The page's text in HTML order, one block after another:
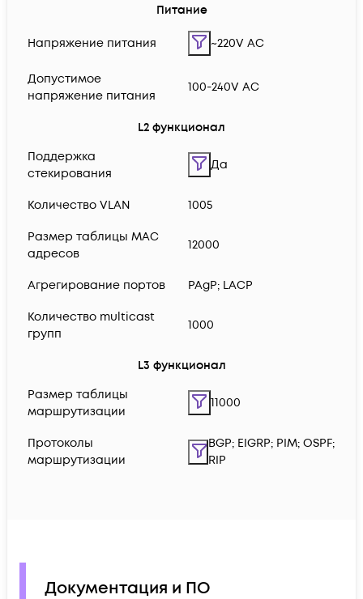
Питание
Напряжение питания ~220V AC
Допустимое
напряжение питания
100-240V AC
L2 функционал
Поддержка
стекирования
Да
Количество VLAN 1005
Размер таблицы MAC
адресов
12000
Агрегирование портов PAgP; LACP
Количество multicast
групп
1000
L3 функционал
Размер таблицы
маршрутизации
11000
Протоколы
маршрутизации
BGP; EIGRP; PIM; OSPF;
RIP
Документация и ПО